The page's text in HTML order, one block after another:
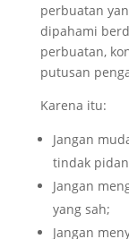
perbuatan
dipahami
perbuatan,
putusan
Karena itu:
Jangan
tindak
Jangan
yang sah;
Jangan